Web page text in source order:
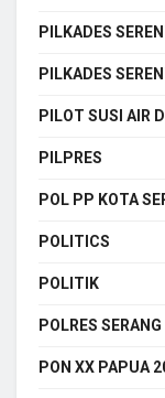
PILKADES
PILKADES
PILOT SUSI AIR
PILPRES
POL PP KOTA
POLITICS
POLITIK
POLRES SERANG
PON XX PAPUA